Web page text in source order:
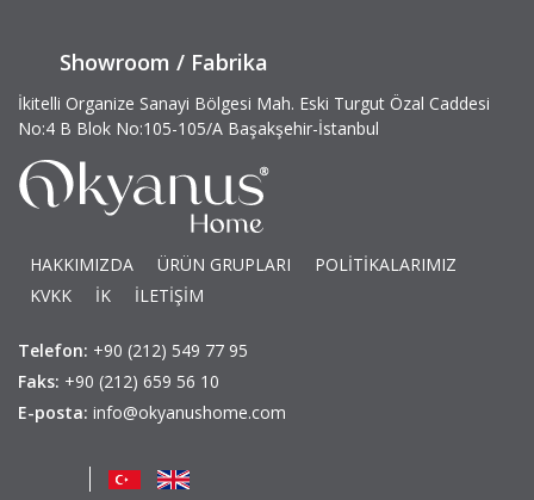
Showroom / Fabrika
İkitelli Organize Sanayi Bölgesi Mah. Eski Turgut Özal Caddesi
No:4 B Blok No:105-105/A Başakşehir-İstanbul
HAKKIMIZDA ÜRÜN GRUPLARI
POLİTİKALARIMIZ
KVKK
İK İLETİŞİM
Telefon: +90 (212) 549 77 95
Faks: +90 (212) 659 56 10
E-posta: info@okyanushome.com